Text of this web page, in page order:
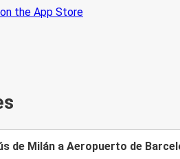
de Milán a Aeropuerto de